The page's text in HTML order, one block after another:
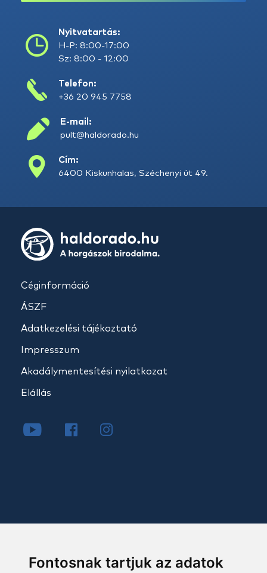
Fontosnak tartjuk az adatok
Nyitvatartás:
H-P: 8:00-17:00
Sz: 8:00 - 12:00
Telefon:
+36 20 945 7758
E-mail:
pult@haldorado.hu
Cím:
6400 Kiskunhalas, Széchenyi út 49.
Céginformáció
ÁSZF
Adatkezelési tájékoztató
Impresszum
Akadálymentesítési nyilatkozat
Elállás